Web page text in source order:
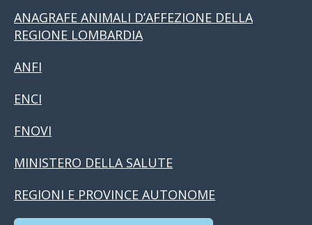
ANAGRAFE ANIMALI D’AFFEZIONE DELLA
REGIONE LOMBARDIA
ANFI
ENCI
FNOVI
MINISTERO DELLA SALUTE
REGIONI E PROVINCE AUTONOME